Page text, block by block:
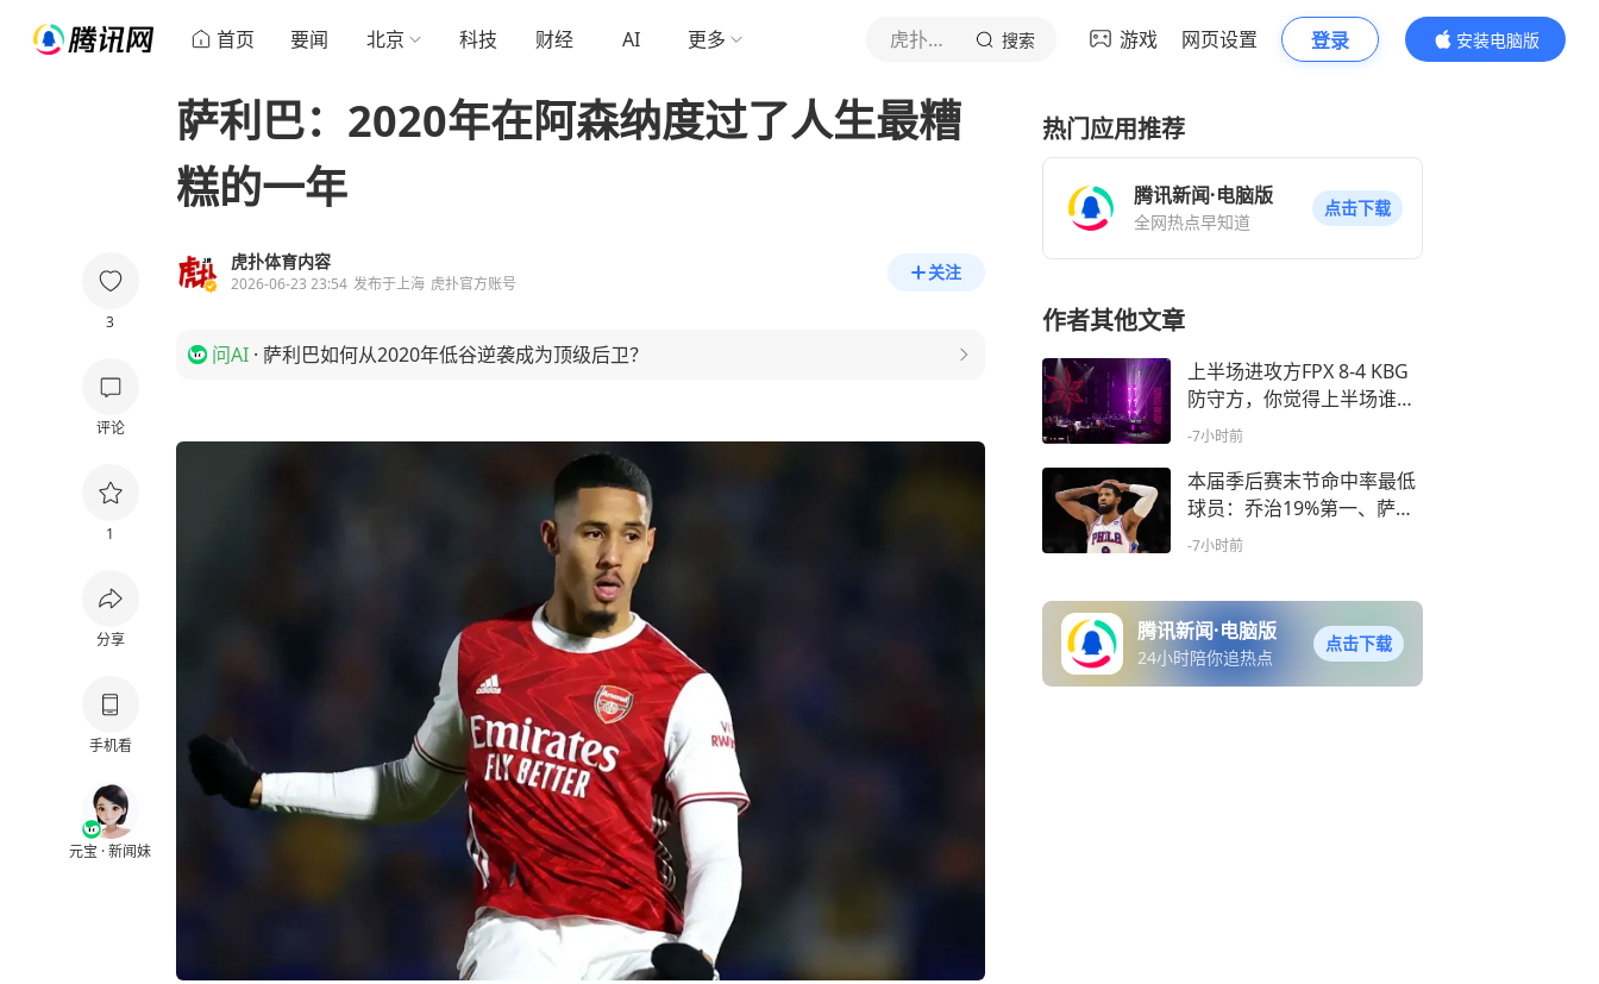
首页 要闻 北京 科技 财经 AI 更多 虎扑体育内容 搜索 游戏 网页设置 登录
安装电脑版
内容更精彩
3
评论
1
分享
手机看
元宝 · 新闻妹
萨利巴：2020年在阿森纳度过了人生最糟
糕的一年
虎扑体育内容
2026-06-23 23:54 发布于上海 虎扑官方账号
关注
问AI · 萨利巴如何从2020年低谷逆袭成为顶级后卫？
热门应用推荐
腾讯新闻·电脑版
全网热点早知道
点击下载
作者其他文章
上半场进攻方FPX 8-4 KBG
防守方，你觉得上半场谁的
表现最好
-7小时前
本届季后赛末节命中率最低
球员：乔治19%第一、萨格
斯第二
-7小时前
腾讯新闻·电脑版
24小时陪你追热点
点击下载